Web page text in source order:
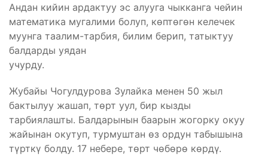
Андан кийин ардактуу эс алууга чыкканга чейин
математика мугалими болуп, көптөгөн келечек
муунга таалим-тарбия, билим берип, татыктуу
балдарды уядан
учурду.
Жубайы Чогулдурова Зулайка менен 50 жыл
бактылуу жашап, төрт уул, бир кызды
тарбиялашты. Балдарынын баарын жогорку окуу
жайынан окутуп, турмуштан өз ордун табышына
түрткү болду. 17 небере, төрт чөбөрө көрдү.